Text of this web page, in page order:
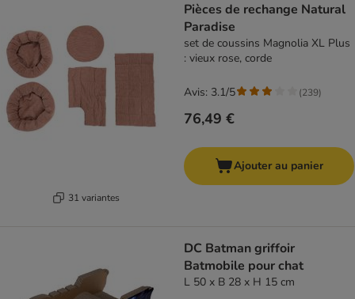
31 variantes
Pièces de rechange Natural
Paradise
set de coussins Magnolia XL Plus
: vieux rose, corde
76,49 €
Avis: 3.1/5 (239)
Ajouter au panier
DC Batman griffoir
Batmobile pour chat
L 50 x B 28 x H 15 cm